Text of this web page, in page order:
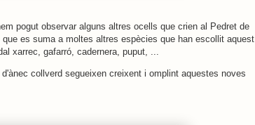
pogut observar alguns altres ocells que crien al Pedret de
es suma a moltes altres espècies que han escollit aquest
xarrec, gafarró, cadernera, puput, ...
collverd segueixen creixent i omplint aquestes noves